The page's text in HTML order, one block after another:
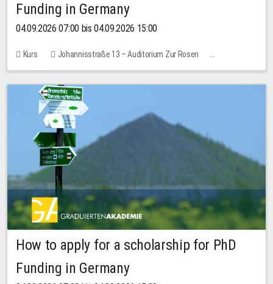
Funding in Germany
04.09.2026 07:00 bis 04.09.2026 15:00
Kurs
Johannisstraße 13 – Auditorium Zur Rosen
Keine freien Plätze
How to apply for a scholarship for PhD
Funding in Germany